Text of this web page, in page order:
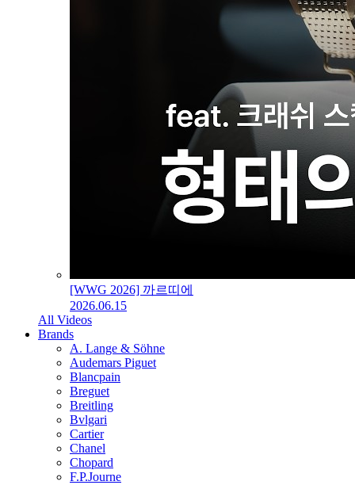
[WWG 2026] 까르띠에
2026.06.15
All Videos
Brands
A. Lange & Söhne
Audemars Piguet
Blancpain
Breguet
Breitling
Bvlgari
Cartier
Chanel
Chopard
F.P.Journe